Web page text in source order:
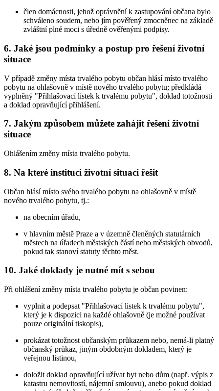
člen domácnosti, jehož oprávnění k zastupování občana bylo
schváleno soudem, nebo jím pověřený zmocněnec na základě
zvláštní plné moci s úředně ověřenými podpisy.
6. Jaké jsou podmínky a postup pro řešení životní
situace
V případě změny místa trvalého pobytu občan hlásí místo trvalého
pobytu na ohlašovně v místě nového trvalého pobytu; předkládá
vyplněný "Přihlašovací lístek k trvalému pobytu", doklad totožnosti
a doklad opravňující přihlášení.
7. Jakým způsobem můžete zahájit řešení životní
situace
Ohlášením změny místa trvalého pobytu.
8. Na které instituci životní situaci řešit
Občan hlásí místo svého trvalého pobytu na ohlašovně v místě
nového trvalého pobytu, tj.:
na obecním úřadu,
v hlavním městě Praze a v územně členěných statutárních
městech na úřadech městských částí nebo městských obvodů,
pokud tak stanoví statuty těchto měst.
10. Jaké doklady je nutné mít s sebou
Při ohlášení změny místa trvalého pobytu je občan povinen:
vyplnit a podepsat "Přihlašovací lístek k trvalému pobytu",
který je k dispozici na každé ohlašovně (je možné používat
pouze originální tiskopis),
prokázat totožnost občanským průkazem nebo, nemá-li platný
občanský průkaz, jiným obdobným dokladem, který je
veřejnou listinou,
doložit doklad opravňující užívat byt nebo dům (např. výpis z
katastru nemovitostí, nájemní smlouvu), anebo pokud doklad